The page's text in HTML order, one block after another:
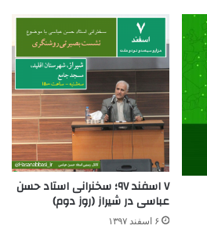
۷ اسفند ۹۷؛ سخنرانی استاد حسن
عباسی در شیراز (روز دوم)
۶ اسفند ۱۳۹۷